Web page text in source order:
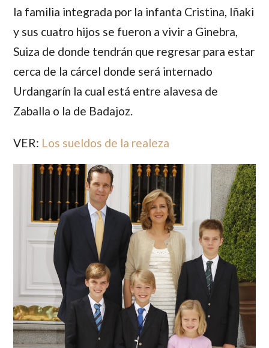
la familia integrada por la infanta Cristina, Iñaki
y sus cuatro hijos se fueron a vivir a Ginebra,
Suiza de donde tendrán que regresar para estar
cerca de la cárcel donde será internado
Urdangarín la cual está entre alavesa de
Zaballa o la de Badajoz.
VER: Los sueldos de la realeza